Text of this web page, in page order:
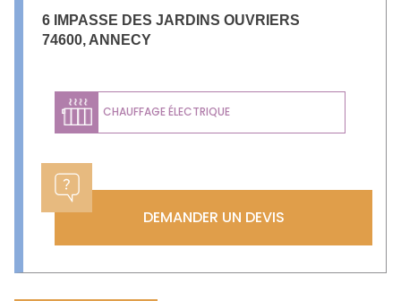
6 IMPASSE DES JARDINS OUVRIERS
74600, ANNECY
CHAUFFAGE ÉLECTRIQUE
DEMANDER UN DEVIS